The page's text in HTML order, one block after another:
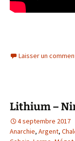
Laisser un
Lithium –
4 septembre 2017
Anarchie, Argent,